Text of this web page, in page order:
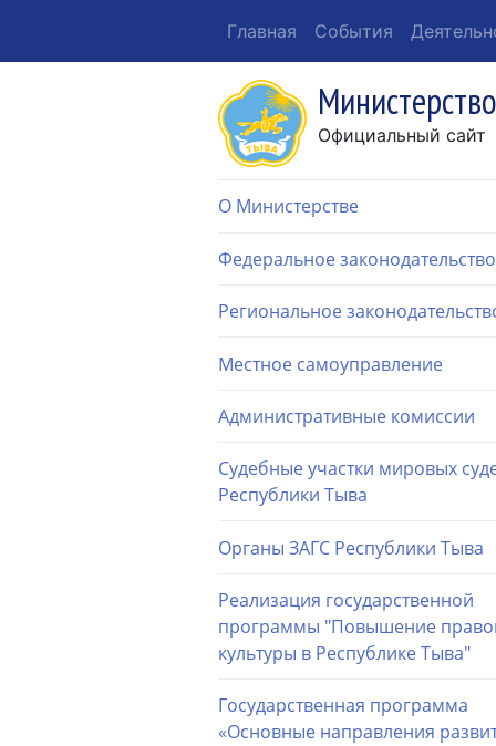
Главная События
Официальный сайт
О Министерстве
Федеральное законодательство
Региональное
Местное самоуправление
Административные комиссии
Судебные участки мировых
Республики Тыва
Органы ЗАГС Республики Тыва
Реализация государственной
программы "Повышение
культуры в Республике Тыва"
Государственная программа
«Основные направления